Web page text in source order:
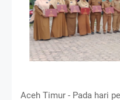
Aceh Timur - Pada hari